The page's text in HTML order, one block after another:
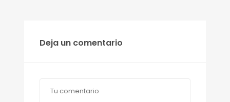
Deja un comentario